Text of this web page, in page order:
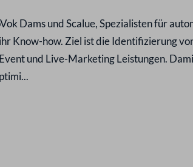
Dams und Scalue, Spezialisten für
Know-how. Ziel ist die Identifizierung
und Live-Marketing Leistungen.